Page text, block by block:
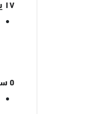
١٧ يوليو
٥ سبتمبر